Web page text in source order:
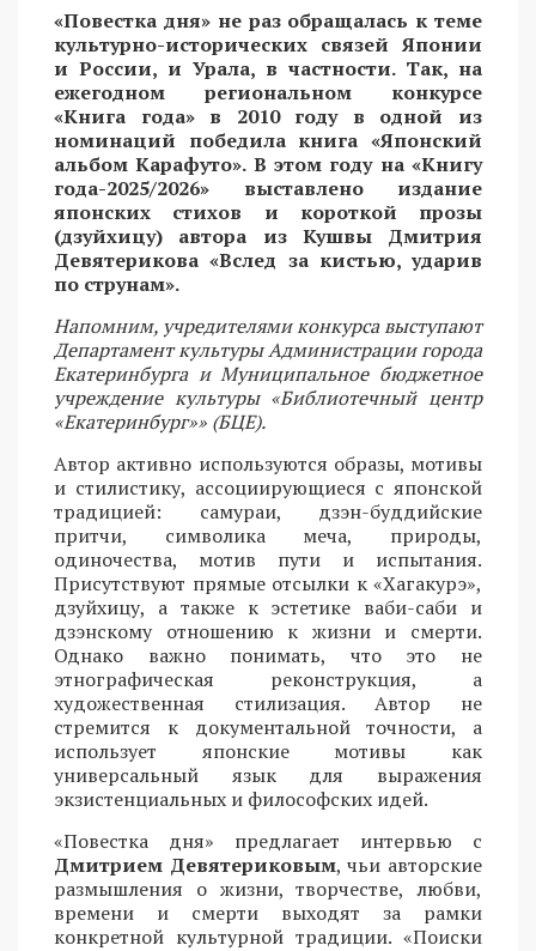
«Повестка дня» не раз обращалась к теме
культурно-исторических связей Японии
и России, и Урала, в частности. Так, на
ежегодном региональном конкурсе
«Книга года» в 2010 году в одной из
номинаций победила книга «Японский
альбом Карафуто». В этом году на «Книгу
года-2025/2026» выставлено издание
японских стихов и короткой прозы
(дзуйхицу) автора из Кушвы Дмитрия
Девятерикова «Вслед за кистью, ударив
по струнам».
Напомним, учредителями конкурса выступают
Департамент культуры Администрации города
Екатеринбурга и Муниципальное бюджетное
учреждение культуры «Библиотечный центр
«Екатеринбург»» (БЦЕ).
Автор активно используются образы, мотивы
и стилистику, ассоциирующиеся с японской
традицией: самураи, дзэн-буддийские
притчи, символика меча, природы,
одиночества, мотив пути и испытания.
Присутствуют прямые отсылки к «Хагакурэ»,
дзуйхицу, а также к эстетике ваби-саби и
дзэнскому отношению к жизни и смерти.
Однако важно понимать, что это не
этнографическая реконструкция, а
художественная стилизация. Автор не
стремится к документальной точности, а
использует японские мотивы как
универсальный язык для выражения
экзистенциальных и философских идей.
«Повестка дня» предлагает интервью с
Дмитрием Девятериковым, чьи авторские
размышления о жизни, творчестве, любви,
времени и смерти выходят за рамки
конкретной культурной традиции. «Поиски